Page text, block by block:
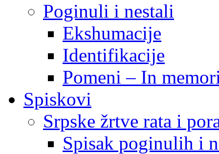
Poginuli i nestali
Ekshumacije
Identifikacije
Pomeni – In
Spiskovi
Srpske žrtve rata i
Spisak poginulih i